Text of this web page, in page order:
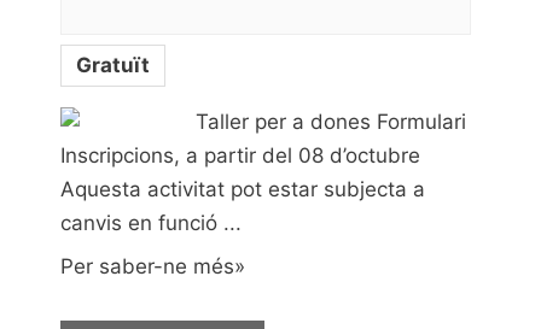
Gratuït
Taller per a dones Formulari
Inscripcions, a partir del 08 d’octubre
Aquesta activitat pot estar subjecta a
canvis en funció ...
Per saber-ne més»